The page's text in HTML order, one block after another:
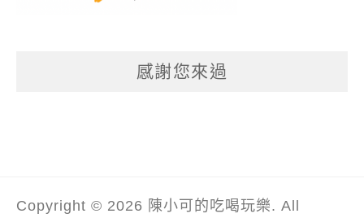
感謝您來過
Copyright © 2026 陳小可的吃喝玩樂. All